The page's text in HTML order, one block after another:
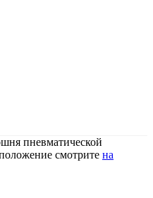
пневматической
смотрите на